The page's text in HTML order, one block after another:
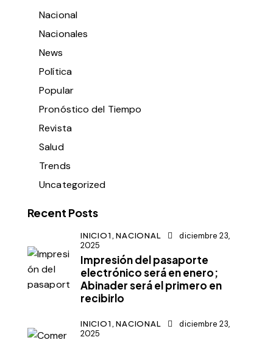
Nacional
Nacionales
News
Política
Popular
Pronóstico del Tiempo
Revista
Salud
Trends
Uncategorized
Recent Posts
INICIO1,NACIONAL
diciembre 23,
2025
Impresión del pasaporte
electrónico será en enero;
Abinader será el primero en
recibirlo
INICIO1,NACIONAL
diciembre 23,
2025